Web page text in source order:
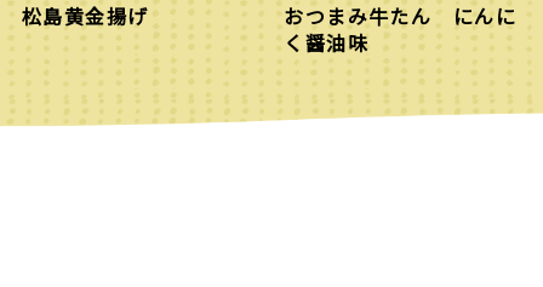
松島黄金揚げ
おつまみ牛たん にんに
く醤油味